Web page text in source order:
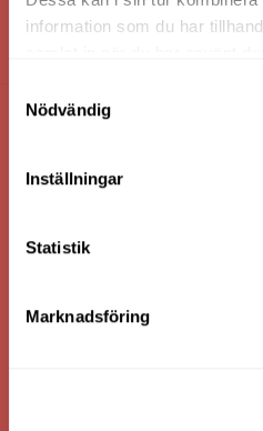
information som du har
Nödvändig
Inställningar
Statistik
Marknadsföring
Nilssons Möbler i Lammhult
363 44 Lammhult
Bankgiro: 275-4836